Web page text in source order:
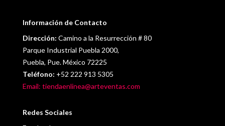
Información de Contacto
Dirección: Camino a la Resurrección # 80
Parque Industrial Puebla 2000,
Puebla, Pue. México 72225
Teléfono: +52 222 913 5305
Email: tiendaenlinea@arteventas.com
Redes Sociales